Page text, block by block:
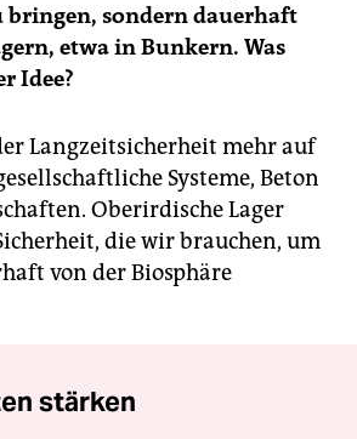
bringen, sondern dauerhaft
etwa in Bunkern. Was
Idee?
Langzeitsicherheit mehr auf
Systeme, Beton
Oberirdische Lager
die wir brauchen, um
von der Biosphäre
stärken